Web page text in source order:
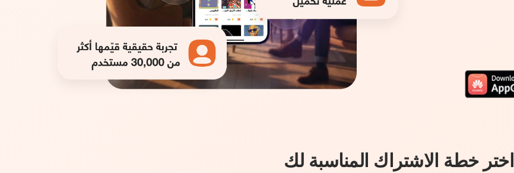
اختر خطة الاشتراك المناسبة لك